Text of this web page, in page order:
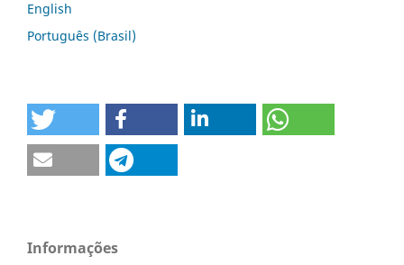
English
Português (Brasil)
Informações